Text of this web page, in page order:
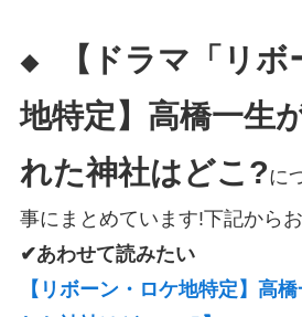
◆
【ドラマ「リ
地特定】高橋一生
れた神社はどこ?に
事にまとめています!下記から
✔あわせて読みたい
【リボーン・ロケ地特定】高